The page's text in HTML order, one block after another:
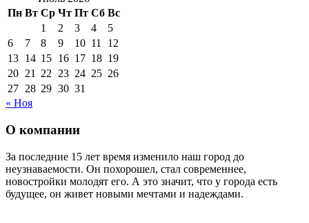
Пн Вт Ср Чт Пт Сб Вс
1
2 3 4
5
6
7 8 9 10 11
12
13 14 15 16 17 18 19
20 21 22 23 24 25 26
27 28 29 30 31
« Ноя
О компании
За последние 15 лет время изменило наш город до
неузнаваемости. Он похорошел, стал современнее,
новостройки молодят его. А это значит, что у города есть
будущее, он живет новыми мечтами и надеждами.